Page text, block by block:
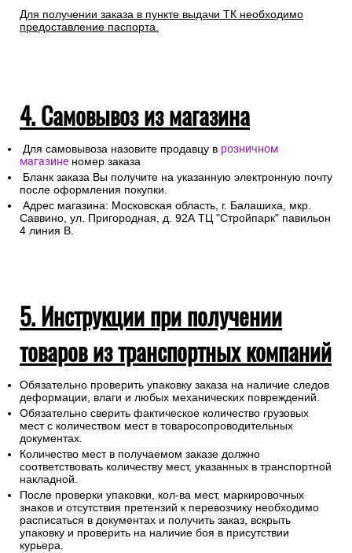
Для получении заказа в пункте выдачи ТК необходимо
предоставление паспорта.
4. Самовывоз из магазина
Для самовывоза назовите продавцу в розничном
магазине номер заказа
Бланк заказа Вы получите на указанную электронную почту
после оформления покупки.
Адрес магазина: Московская область, г. Балашиха, мкр.
Саввино, ул. Пригородная, д. 92А ТЦ "Стройпарк" павильон
4 линия В.
5. Инструкции при получении
товаров из транспортных компаний
Обязательно проверить упаковку заказа на наличие следов
деформации, влаги и любых механических повреждений.
Обязательно сверить фактическое количество грузовых
мест с количеством мест в товаросопроводительных
документах.
Количество мест в получаемом заказе должно
соответствовать количеству мест, указанных в транспортной
накладной.
После проверки упаковки, кол-ва мест, маркировочных
знаков и отсутствия претензий к перевозчику необходимо
расписаться в документах и получить заказ, вскрыть
упаковку и проверить на наличие боя в присутствии
курьера.